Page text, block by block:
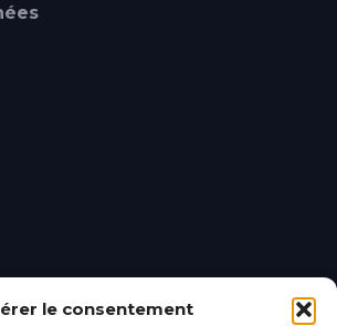
le consentement
Alain Le